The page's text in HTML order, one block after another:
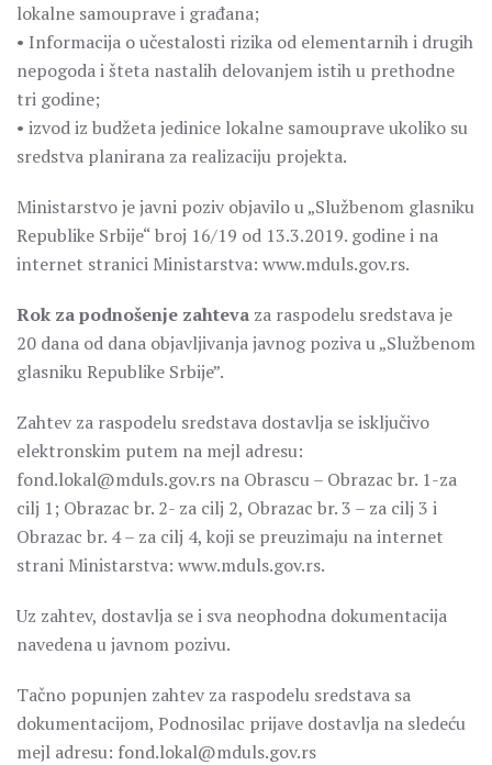
lokalne samouprave i građana;
• Informacija o učestalosti rizika od elementarnih i drugih
nepogoda i šteta nastalih delovanjem istih u prethodne
tri godine;
• izvod iz budžeta jedinice lokalne samouprave ukoliko su
sredstva planirana za realizaciju projekta.
Ministarstvo je javni poziv objavilo u „Službenom glasniku
Republike Srbije“ broj 16/19 od 13.3.2019. godine i na
internet stranici Ministarstva: www.mduls.gov.rs.
Rok za podnošenje zahteva za raspodelu sredstava je
20 dana od dana objavljivanja javnog poziva u „Službenom
glasniku Republike Srbije”.
Zahtev za raspodelu sredstava dostavlja se isključivo
elektronskim putem na mejl adresu:
fond.lokal@mduls.gov.rs na Obrascu – Obrazac br. 1-za
cilj 1; Obrazac br. 2- za cilj 2, Obrazac br. 3 – za cilj 3 i
Obrazac br. 4 – za cilj 4, koji se preuzimaju na internet
strani Ministarstva: www.mduls.gov.rs.
Uz zahtev, dostavlja se i sva neophodna dokumentacija
navedena u javnom pozivu.
Tačno popunjen zahtev za raspodelu sredstava sa
dokumentacijom, Podnosilac prijave dostavlja na sledeću
mejl adresu: fond.lokal@mduls.gov.rs